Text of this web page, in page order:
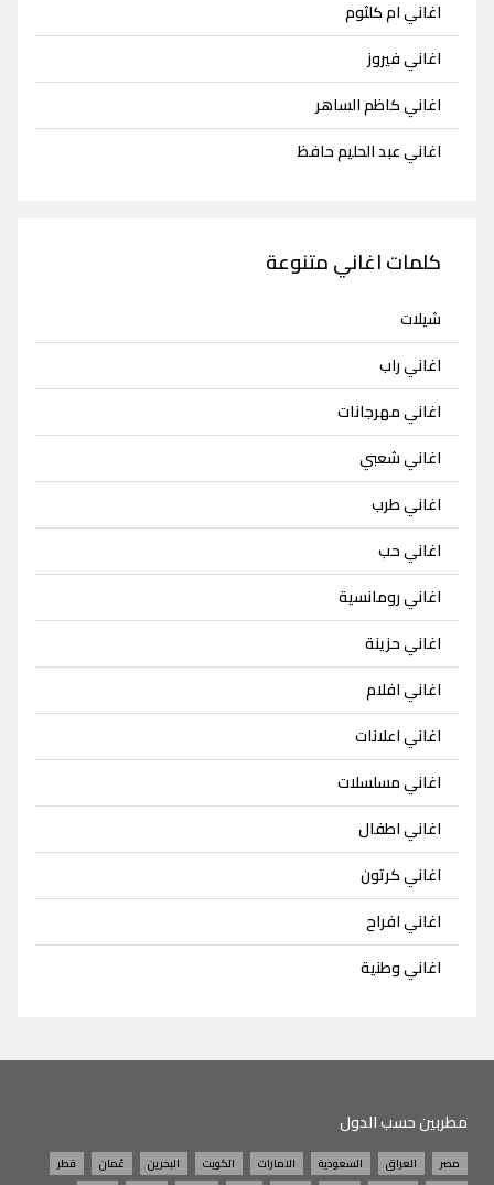
اغاني ام كلثوم
اغاني فيروز
اغاني كاظم الساهر
اغاني عبد الحليم حافظ
كلمات اغاني متنوعة
شيلات
اغاني راب
اغاني مهرجانات
اغاني شعبي
اغاني طرب
اغاني حب
اغاني رومانسية
اغاني حزينة
اغاني افلام
اغاني اعلانات
اغاني مسلسلات
اغاني اطفال
اغاني كرتون
اغاني افراح
اغاني وطنية
مطربين حسب الدول
مصر العراق السعودية الامارات الكويت البحرين عُمان
قطر